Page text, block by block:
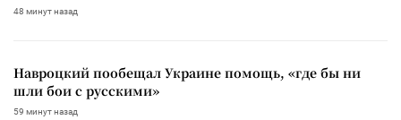
48 минут назад
Навроцкий пообещал Украине помощь, «где бы ни
шли бои с русскими»
59 минут назад